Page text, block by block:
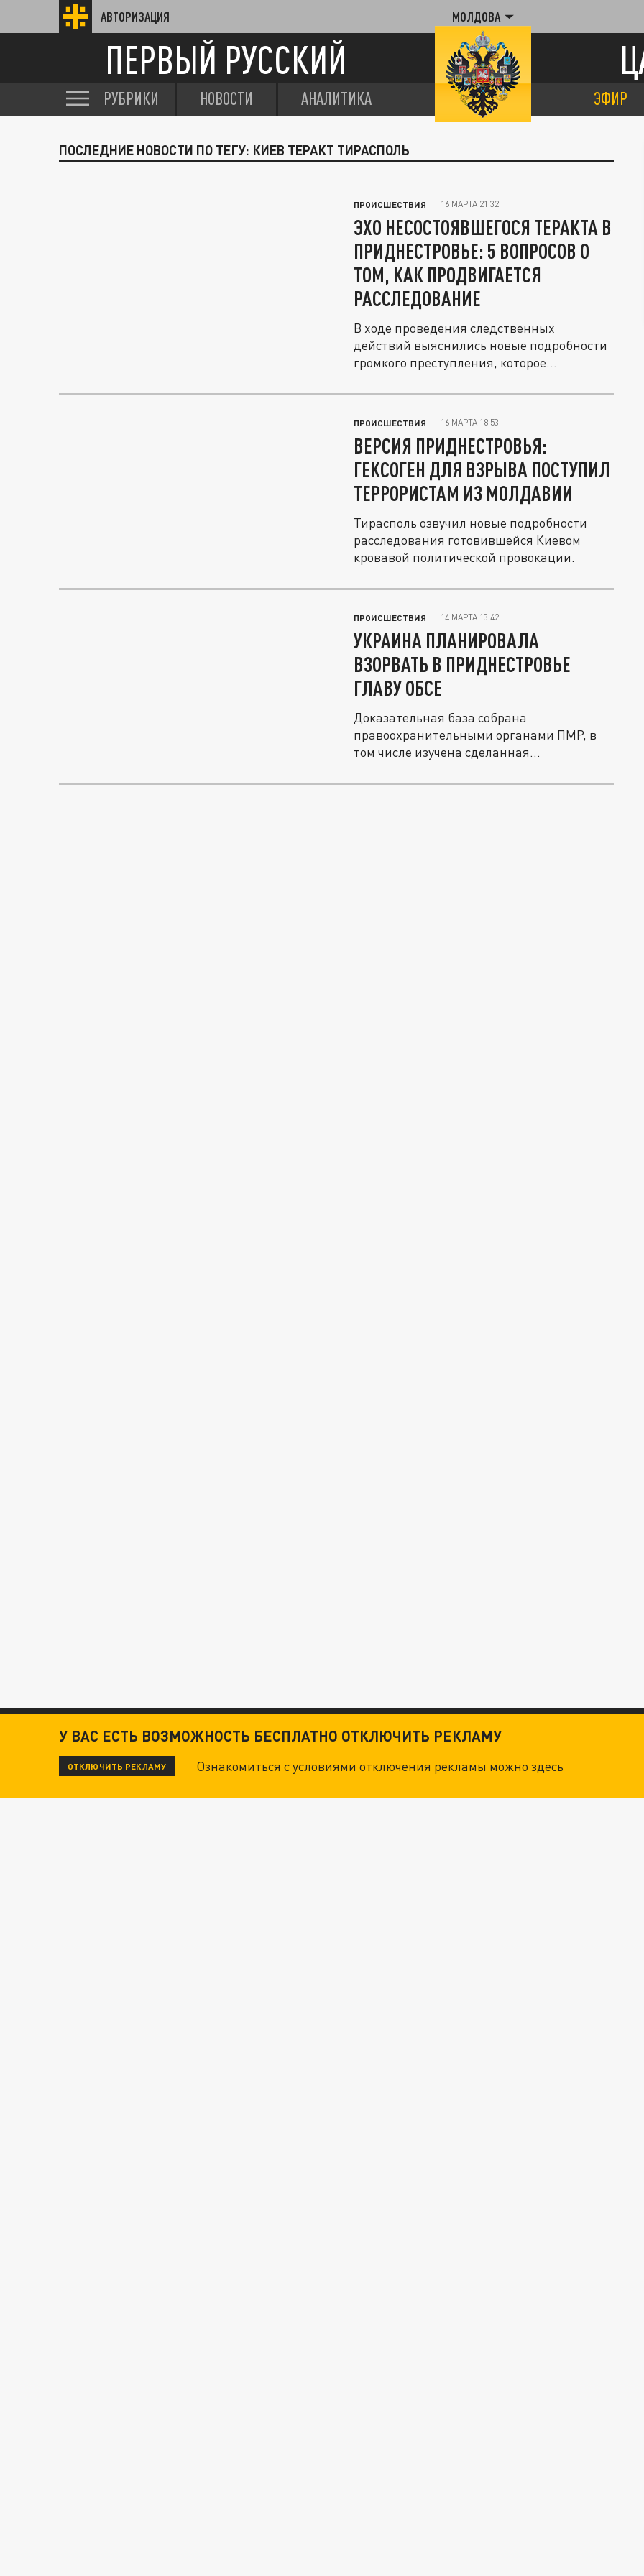
АВТОРИЗАЦИЯ МОЛДОВА
ПЕРВЫЙ РУССКИЙ
РУБРИКИ НОВОСТИ АНАЛИТИКА ЭФИР
ПОСЛЕДНИЕ НОВОСТИ ПО ТЕГУ: КИЕВ ТЕРАКТ ТИРАСПОЛЬ
ПРОИСШЕСТВИЯ 16 МАРТА 21:32
ЭХО НЕСОСТОЯВШЕГОСЯ ТЕРАКТА В
ПРИДНЕСТРОВЬЕ: 5 ВОПРОСОВ О
ТОМ, КАК ПРОДВИГАЕТСЯ
РАССЛЕДОВАНИЕ
В ходе проведения следственных
действий выяснились новые подробности
громкого преступления, которое
ПРОИСШЕСТВИЯ 16 МАРТА 18:53
ВЕРСИЯ ПРИДНЕСТРОВЬЯ:
ГЕКСОГЕН ДЛЯ ВЗРЫВА ПОСТУПИЛ
ТЕРРОРИСТАМ ИЗ МОЛДАВИИ
Тирасполь озвучил новые подробности
расследования готовившейся Киевом
кровавой политической провокации.
ПРОИСШЕСТВИЯ 14 МАРТА 13:42
УКРАИНА ПЛАНИРОВАЛА
ВЗОРВАТЬ В ПРИДНЕСТРОВЬЕ
ГЛАВУ ОБСЕ
Доказательная база собрана
правоохранительными органами ПМР, в
том числе изучена сделанная
У ВАС ЕСТЬ ВОЗМОЖНОСТЬ БЕСПЛАТНО ОТКЛЮЧИТЬ РЕКЛАМУ
ОТКЛЮЧИТЬ РЕКЛАМУ Ознакомиться с условиями отключения рекламы можноздесь